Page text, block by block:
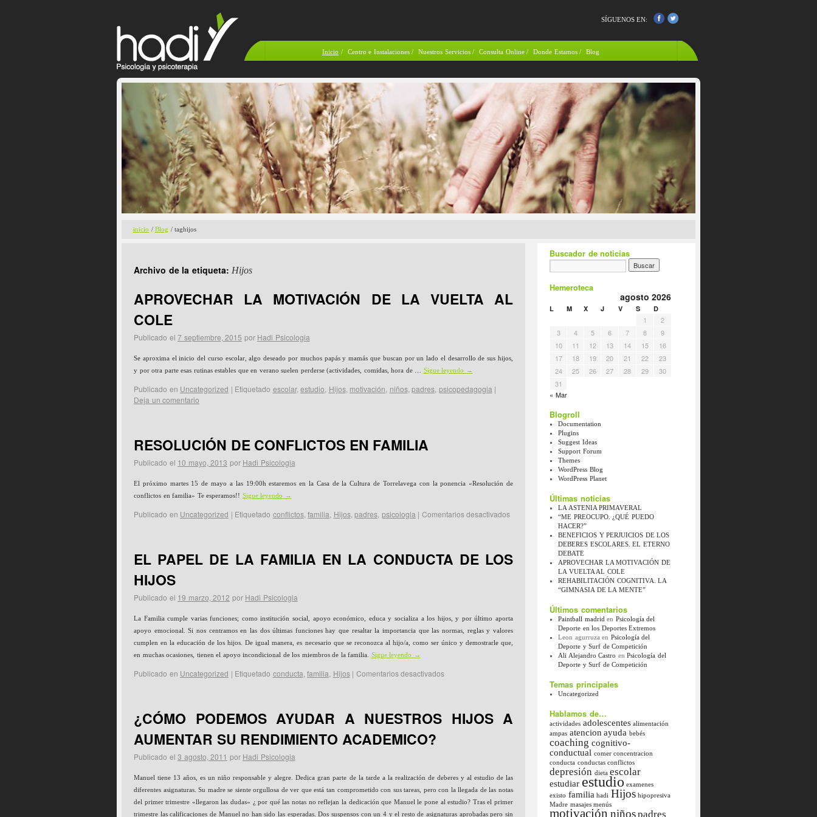
SÍGUENOS EN:
Inicio / Centro e Instalaciones / Nuestros Servicios / Consulta Online / Donde Estamos / Blog
inicio / Blog / taghijos
Archivo de la etiqueta: Hijos
APROVECHAR LA MOTIVACIÓN DE LA VUELTA AL
COLE
Publicado el 7 septiembre, 2015 por Hadi Psicologia
Se aproxima el inicio del curso escolar, algo deseado por muchos papás y mamás que buscan por un lado el desarrollo de sus hijos,
y por otra parte esas rutinas estables que en verano suelen perderse (actividades, comidas, hora de … Sigue leyendo →
Publicado en Uncategorized | Etiquetado escolar, estudio Hijos, motivación niños, padres psicopedagogia |
Deja un comentario
RESOLUCIÓN DE CONFLICTOS EN FAMILIA
Publicado el 10 mayo, 2013 por Hadi Psicologia
El próximo martes 15 de mayo a las 19:00h estaremos en la Casa de la Cultura de Torrelavega con la ponencia «Resolución de
conflictos en familia» Te esperamos!! Sigue leyendo →
Publicado en Uncategorized | Etiquetado conflictos, familia Hijos, padres psicologia | Comentarios desactivados
EL PAPEL DE LA FAMILIA EN LA CONDUCTA DE LOS
HIJOS
Publicado el 19 marzo, 2012 por Hadi Psicologia
La Familia cumple varias funciones; como institución social, apoyo económico, educa y socializa a los hijos, y por último aporta
apoyo emocional. Si nos centramos en las dos últimas funciones hay que resaltar la importancia que las normas, reglas y valores
cumplen en la educación de los hijos. De igual manera, es necesario que se reconozca al hijo/a, como ser único y demostrarle que,
en muchas ocasiones, tienen el apoyo incondicional de los miembros de la familia. Sigue leyendo →
Publicado en Uncategorized | Etiquetado conducta familia Hijos | Comentarios desactivados
¿CÓMO PODEMOS AYUDAR A NUESTROS HIJOS A
AUMENTAR SU RENDIMIENTO ACADEMICO?
Publicado el 3 agosto, 2011 por Hadi Psicologia
Manuel tiene 13 años, es un niño responsable y alegre. Dedica gran parte de la tarde a la realización de deberes y al estudio de las
diferentes asignaturas. Su madre se siente orgullosa de ver que está tan comprometido con sus tareas, pero con la llegada de las notas
del primer trimestre «llegaron las dudas» ¿ por qué las notas no reflejan la dedicación que Manuel le pone al estudio? Tras el primer
trimestre las calificaciones de Manuel no han sido las esperadas. Dos suspensos con un 4 y el resto de asignaturas aprobadas pero sin
Buscador de noticias
Hemeroteca
agosto 2026
L M X J V S D
« Mar
1
2
3
4 5 6 7 8
9
10
11 12 13 14 15
16
17
18 19 20 21 22
23
24
25 26 27 28 29
30
31
Blogroll
Documentation
Plugins
Suggest Ideas
Support Forum
Themes
WordPress Blog
WordPress Planet
Últimas noticias
LA ASTENIA PRIMAVERAL
“ME PREOCUPO. ¿QUÉ PUEDO
HACER?”
BENEFICIOS Y PERJUICIOS DE LOS
DEBERES ESCOLARES. EL ETERNO
DEBATE
APROVECHAR LA MOTIVACIÓN DE
LA VUELTA AL COLE
REHABILITACIÓN COGNITIVA. LA
“GIMNASIA DE LA MENTE”
Últimos comentarios
Paintball madrid en Psicología del
Deporte en los Deportes Extremos
Leon agurruza en Psicología del
Deporte y Surf de Competición
Ali Alejandro Castro enPsicología del
Deporte y Surf de Competición
Temas principales
Uncategorized
Hablamos de…
actividades adolescentes alimentación
ampas atencion ayuda bebés
coaching cognitivo-
conductual comer concentracion
conducta conductas conflictos
depresión dieta escolar
estudiar estudio examenes
existo familia hadi Hijos hipopresiva
Madre masajes menús
motivación niñospadres